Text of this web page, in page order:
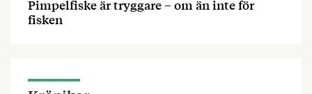
Pimpelfiske är tryggare – om än inte för
fisken